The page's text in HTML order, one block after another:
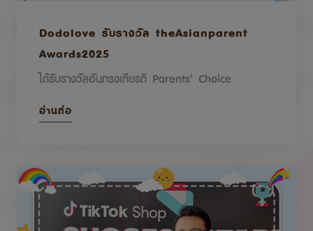
Dodolove รับรางวัล theAsianparent
Awards2025
ได้รับรางวัลอันทรงเกียรติ Parents’ Choice
อ่านต่อ